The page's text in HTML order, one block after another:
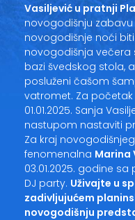
Vasiljević u pratnji
novogodišnju
novogodišnje noći
novogodišnja
bazi švedskog stola,
posluženi čašom
vatromet. Za početak
01.01.2025. Sanja
nastupom nastaviti
Za kraj
fenomenalna Marina
03.01.2025. godine
DJ party. Uživajte u
zadivljujućem
novogodišnju